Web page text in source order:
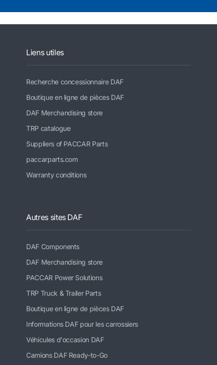
Liens utiles
Recherche concessionnaire DAF
Boutique en ligne de pièces DAF
DAF Merchandising store
TRP catalogue
Suppliers of PACCAR Parts
paccarparts.com
Warranty conditions
Autres sites DAF
DAF Components
DAF Merchandising store
PACCAR Power Solutions
TRP Truck & Trailer Parts
Boutique en ligne de pièces DAF
Informations DAF pour les carrossiers
Véhicules d'occasion DAF
Camions DAF Ready-to-Go